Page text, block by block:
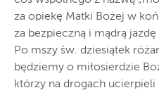
za opiekę Matki Bożej w
za bezpieczną i mądrą
Po mszy św. dziesiątek
będziemy o miłosierdzie
którzy na drogach ucierpieli